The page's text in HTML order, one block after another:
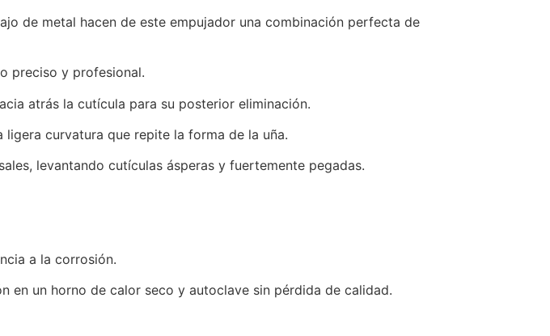
de metal hacen de este empujador una combinación perfecta de
preciso y profesional.
atrás la cutícula para su posterior eliminación.
curvatura que repite la forma de la uña.
levantando cutículas ásperas y fuertemente pegadas.
a la corrosión.
en un horno de calor seco y autoclave sin pérdida de calidad.